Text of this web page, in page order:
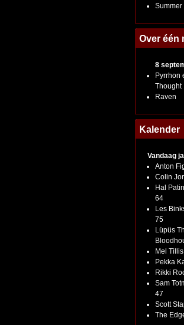
Summer
Over één
8
Pyrrhon
Thought
Raven
Kalender
Vandaag
Anton
Colin
Hal
64
Les
75
Lüpüs
Mel
Pekka
Rikki
Sam
47
Scott
The